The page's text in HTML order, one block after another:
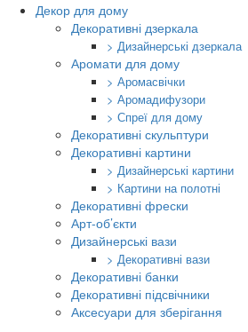
Декор для дому
Декоративні дзеркала
> Дизайнерські дзеркала
Аромати для дому
> Аромасвічки
> Аромадифузори
> Спреї для дому
Декоративні скульптури
Декоративні картини
> Дизайнерські картини
> Картини на полотні
Декоративні фрески
Арт-об’єкти
Дизайнерські вази
> Декоративні вази
Декоративні банки
Декоративні підсвічники
Аксесуари для зберігання